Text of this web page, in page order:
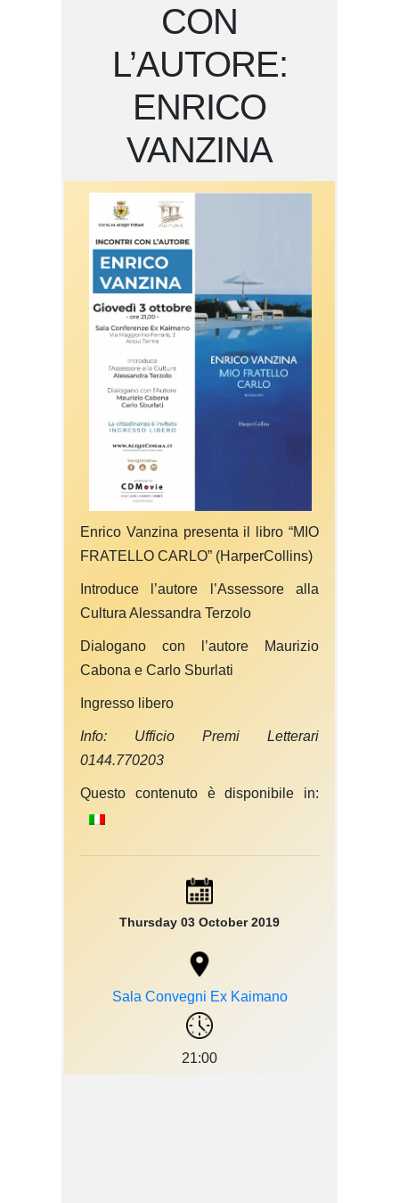
CON
L’AUTORE:
ENRICO
VANZINA
Enrico Vanzina presenta il libro “MIO
FRATELLO CARLO” (HarperCollins)
Introduce l’autore l’Assessore alla
Cultura Alessandra Terzolo
Dialogano con l’autore Maurizio
Cabona e Carlo Sburlati
Ingresso libero
Info: Ufficio Premi Letterari
0144.770203
Questo contenuto è disponibile in:
Thursday 03 October 2019
Sala Convegni Ex Kaimano
21:00